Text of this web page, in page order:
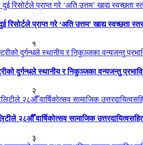
रिसोर्टले प्राप्त गरे ‘अति उत्तम’ खाद्य स्वच्छता स्तर
१
दुर्गन्धले स्थानीय र निकुञ्जका वन्यजन्तु
२
२८औँ वार्षिकोत्सव सामाजिक
३